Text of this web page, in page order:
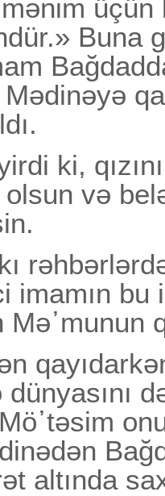
Buna
ki,
və
bu
dünyasını
altında